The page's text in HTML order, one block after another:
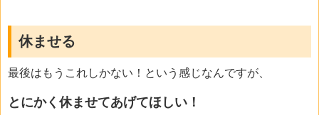
休ませる
最後はもうこれしかない！という感じなんですが、
とにかく休ませてあげてほしい！